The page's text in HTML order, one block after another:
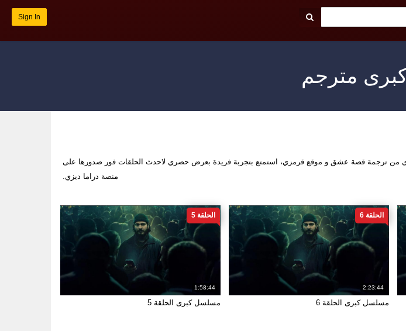
Sign In
مترجم
ترجمة قصة عشق و موقع قرمزي، استمتع بتجربة فريدة بعرض حصري لاحدث الحلقات فور صدورها على
منصة دراما ديزي.
2:23:44
الحلقة 6
مسلسل كبرى الحلقة 6
1:58:44
الحلقة 5
مسلسل كبرى الحلقة 5